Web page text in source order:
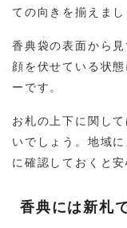
ての向きを揃えまし
香典袋の表面から
顔を伏せている状
ーです。
お札の上下に関し
いでしょう。地域
に確認しておくと安
香典には新札